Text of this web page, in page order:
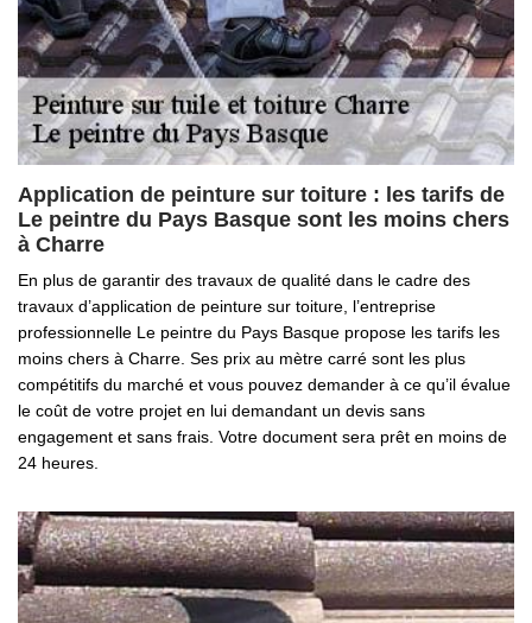
Application de peinture sur toiture : les tarifs de
Le peintre du Pays Basque sont les moins chers
à Charre
En plus de garantir des travaux de qualité dans le cadre des
travaux d’application de peinture sur toiture, l’entreprise
professionnelle Le peintre du Pays Basque propose les tarifs les
moins chers à Charre. Ses prix au mètre carré sont les plus
compétitifs du marché et vous pouvez demander à ce qu’il évalue
le coût de votre projet en lui demandant un devis sans
engagement et sans frais. Votre document sera prêt en moins de
24 heures.